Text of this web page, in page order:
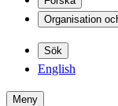
Organisation
Sök
English
Meny